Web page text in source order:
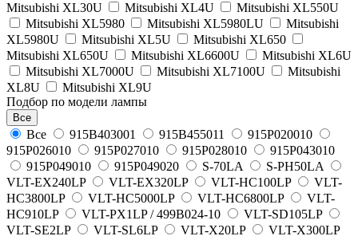
Mitsubishi XL30U
Mitsubishi XL4U
Mitsubishi XL550U
Mitsubishi XL5980
Mitsubishi XL5980LU
Mitsubishi
XL5980U
Mitsubishi XL5U
Mitsubishi XL650
Mitsubishi XL650U
Mitsubishi XL6600U
Mitsubishi XL6U
Mitsubishi XL7000U
Mitsubishi XL7100U
Mitsubishi
XL8U
Mitsubishi XL9U
Подбор по модели лампы
Все
Все 915B403001 915B455011
915P020010
915P026010
915P027010 915P028010
915P043010
915P049010
915P049020 S-70LA
S-PH50LA
VLT-EX240LP
VLT-EX320LP VLT-HC100LP
VLT-
HC3800LP
VLT-HC5000LP VLT-HC6800LP
VLT-
HC910LP
VLT-PX1LP / 499B024-10
VLT-SD105LP
VLT-SE2LP
VLT-SL6LP VLT-X20LP
VLT-X300LP